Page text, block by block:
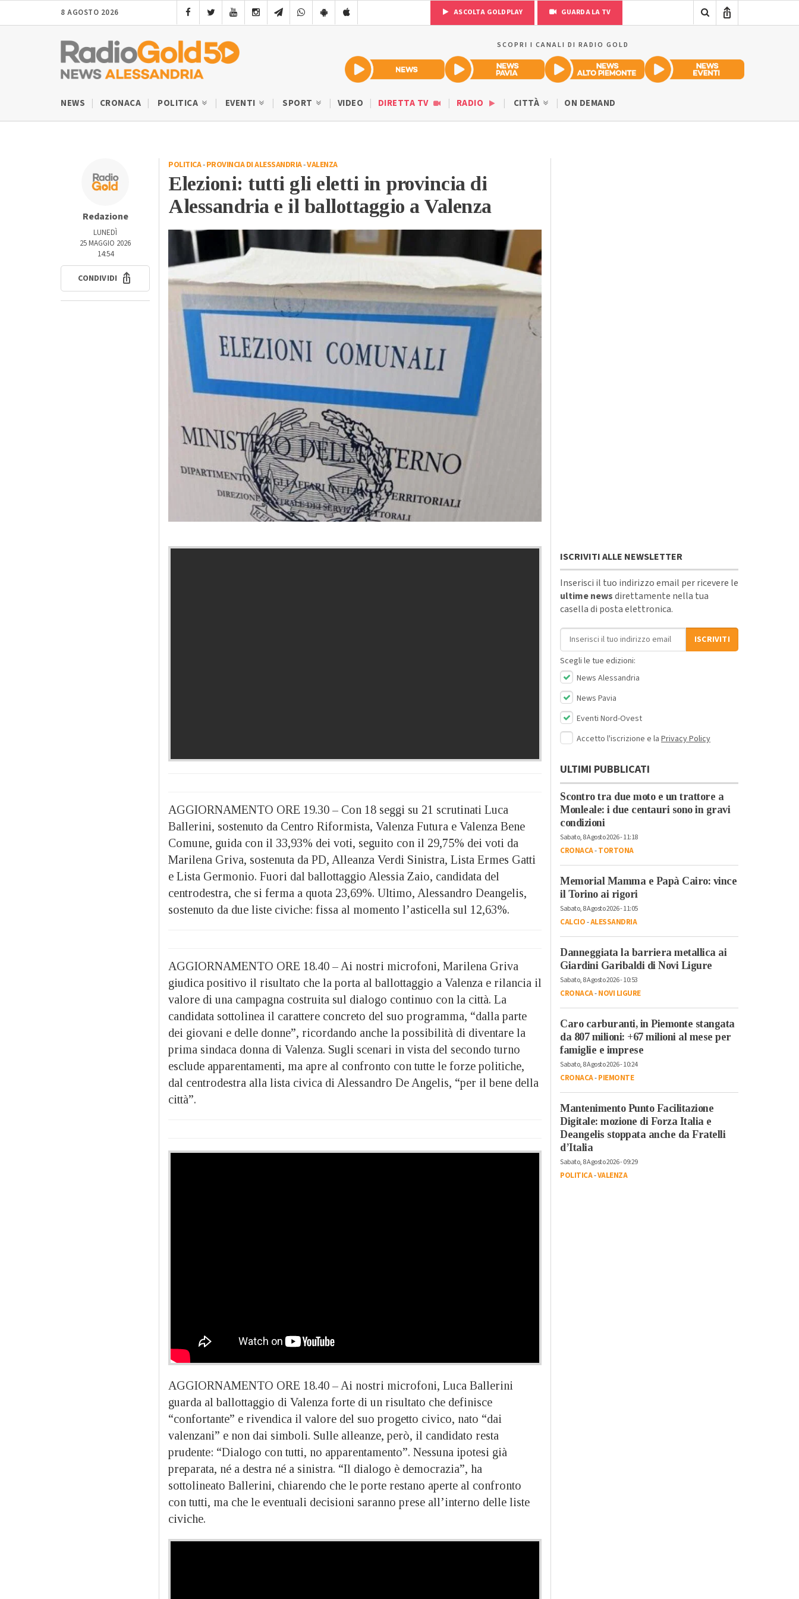
8 AGOSTO 2026 ASCOLTA GOLDPLAY GUARDA LA TV
SCOPRI I CANALI DI RADIO GOLD
NEWS CRONACA POLITICA EVENTI SPORT VIDEO DIRETTA TV RADIO CITTÀ ON DEMAND
Redazione
LUNEDÌ
25 MAGGIO 2026
14:54
CONDIVIDI
POLITICA-PROVINCIA DI ALESSANDRIA-VALENZA
Elezioni: tutti gli eletti in provincia di
Alessandria e il ballottaggio a Valenza
AGGIORNAMENTO ORE 19.30 – Con 18 seggi su 21 scrutinati Luca
Ballerini, sostenuto da Centro Riformista, Valenza Futura e Valenza Bene
Comune, guida con il 33,93% dei voti, seguito con il 29,75% dei voti da
Marilena Griva, sostenuta da PD, Alleanza Verdi Sinistra, Lista Ermes Gatti
e Lista Germonio. Fuori dal ballottaggio Alessia Zaio, candidata del
centrodestra, che si ferma a quota 23,69%. Ultimo, Alessandro Deangelis,
sostenuto da due liste civiche: fissa al momento l’asticella sul 12,63%.
AGGIORNAMENTO ORE 18.40 – Ai nostri microfoni, Marilena Griva
giudica positivo il risultato che la porta al ballottaggio a Valenza e rilancia il
valore di una campagna costruita sul dialogo continuo con la città. La
candidata sottolinea il carattere concreto del suo programma, “dalla parte
dei giovani e delle donne”, ricordando anche la possibilità di diventare la
prima sindaca donna di Valenza. Sugli scenari in vista del secondo turno
esclude apparentamenti, ma apre al confronto con tutte le forze politiche,
dal centrodestra alla lista civica di Alessandro De Angelis, “per il bene della
città”.
AGGIORNAMENTO ORE 18.40 – Ai nostri microfoni, Luca Ballerini
guarda al ballottaggio di Valenza forte di un risultato che definisce
“confortante” e rivendica il valore del suo progetto civico, nato “dai
valenzani” e non dai simboli. Sulle alleanze, però, il candidato resta
prudente: “Dialogo con tutti, no apparentamento”. Nessuna ipotesi già
preparata, né a destra né a sinistra. “Il dialogo è democrazia”, ha
sottolineato Ballerini, chiarendo che le porte restano aperte al confronto
con tutti, ma che le eventuali decisioni saranno prese all’interno delle liste
civiche.
ISCRIVITI ALLE NEWSLETTER
Inserisci il tuo indirizzo email per ricevere le
ultime newsdirettamente nella tua
casella di posta elettronica.
Indirizzo email
ISCRIVITI
Scegli le tue edizioni:
News Alessandria
News Pavia
Eventi Nord-Ovest
Accetto l'iscrizione e la Privacy Policy
ULTIMI PUBBLICATI
Scontro tra due moto e un trattore a
Monleale: i due centauri sono in gravi
condizioni
Sabato, 8 Agosto 2026 - 11:18
CRONACA-TORTONA
Memorial Mamma e Papà Cairo: vince
il Torino ai rigori
Sabato, 8 Agosto 2026 - 11:05
CALCIO-ALESSANDRIA
Danneggiata la barriera metallica ai
Giardini Garibaldi di Novi Ligure
Sabato, 8 Agosto 2026 - 10:53
CRONACA-NOVI LIGURE
Caro carburanti, in Piemonte stangata
da 807 milioni: +67 milioni al mese per
famiglie e imprese
Sabato, 8 Agosto 2026 - 10:24
CRONACA-PIEMONTE
Mantenimento Punto Facilitazione
Digitale: mozione di Forza Italia e
Deangelis stoppata anche da Fratelli
d’Italia
Sabato, 8 Agosto 2026 - 09:29
POLITICA-VALENZA